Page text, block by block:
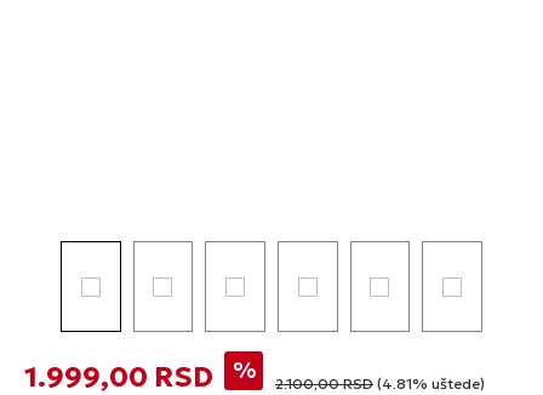
1.999,00 RSD % 2.100,00 RSD (4.81% uštede)